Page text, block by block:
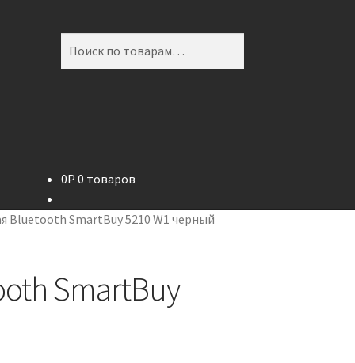
0P 0 товаров
Bluetooth SmartBuy 5210 W1 черный
SmartBuy